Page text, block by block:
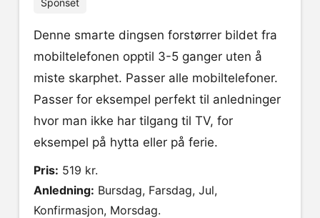
Sponset
Denne smarte dingsen forstørrer bildet fra
mobiltelefonen opptil 3-5 ganger uten å
miste skarphet. Passer alle mobiltelefoner.
Passer for eksempel perfekt til anledninger
hvor man ikke har tilgang til TV, for
eksempel på hytta eller på ferie.
Pris: 519 kr.
Anledning: Bursdag, Farsdag, Jul,
Konfirmasjon, Morsdag.